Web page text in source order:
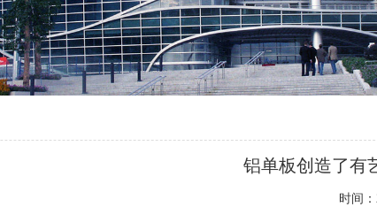
铝单板创造了有
时间